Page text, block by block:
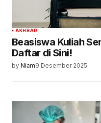
AKHBAR
Beasiswa Kuliah
Daftar di Sini!
by Niam9 Desember 2025